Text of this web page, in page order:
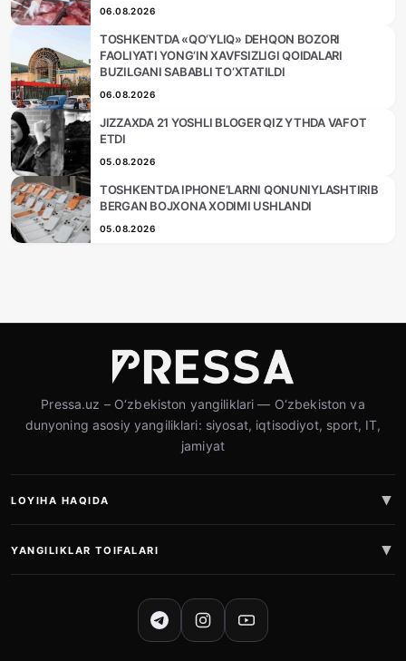
06.08.2026
TOSHKENTDA «QO‘YLIQ» DEHQON BOZORI
FAOLIYATI YONG‘IN XAVFSIZLIGI QOIDALARI
BUZILGANI SABABLI TO‘XTATILDI
06.08.2026
JIZZAXDA 21 YOSHLI BLOGER QIZ YTHDA VAFOT
ETDI
05.08.2026
TOSHKENTDA IPHONE’LARNI QONUNIYLASHTIRIB
BERGAN BOJXONA XODIMI USHLANDI
05.08.2026
Pressa.uz – O‘zbekiston yangiliklari — O‘zbekiston va
dunyoning asosiy yangiliklari: siyosat, iqtisodiyot, sport, IT,
jamiyat
LOYIHA HAQIDA
YANGILIKLAR TOIFALARI
IJTIMOIY TARMOQLAR